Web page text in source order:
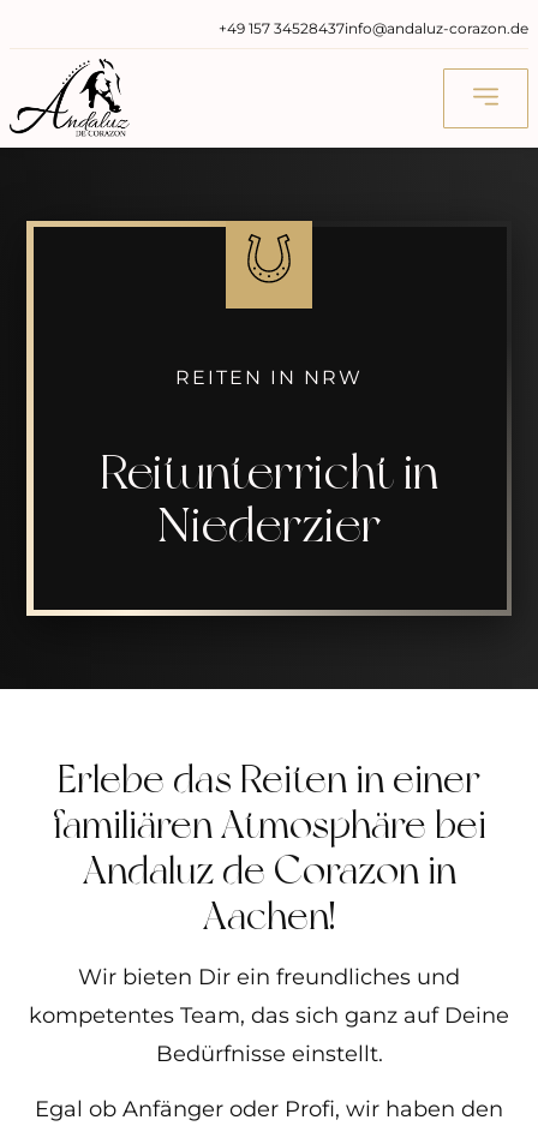
‭+49 157 34528437‬info@andaluz-corazon.de
REITEN IN NRW
Reitunterricht in
Niederzier
Erlebe das Reiten in einer
familiären Atmosphäre bei
Andaluz de Corazon in
Aachen!
Wir bieten Dir ein freundliches und
kompetentes Team, das sich ganz auf Deine
Bedürfnisse einstellt.
Egal ob Anfänger oder Profi, wir haben den